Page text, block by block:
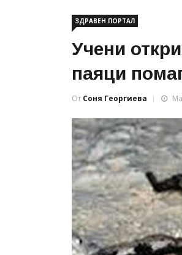
ЗДРАВЕН ПОРТАЛ
Учени
паяци
От Соня Георгиева